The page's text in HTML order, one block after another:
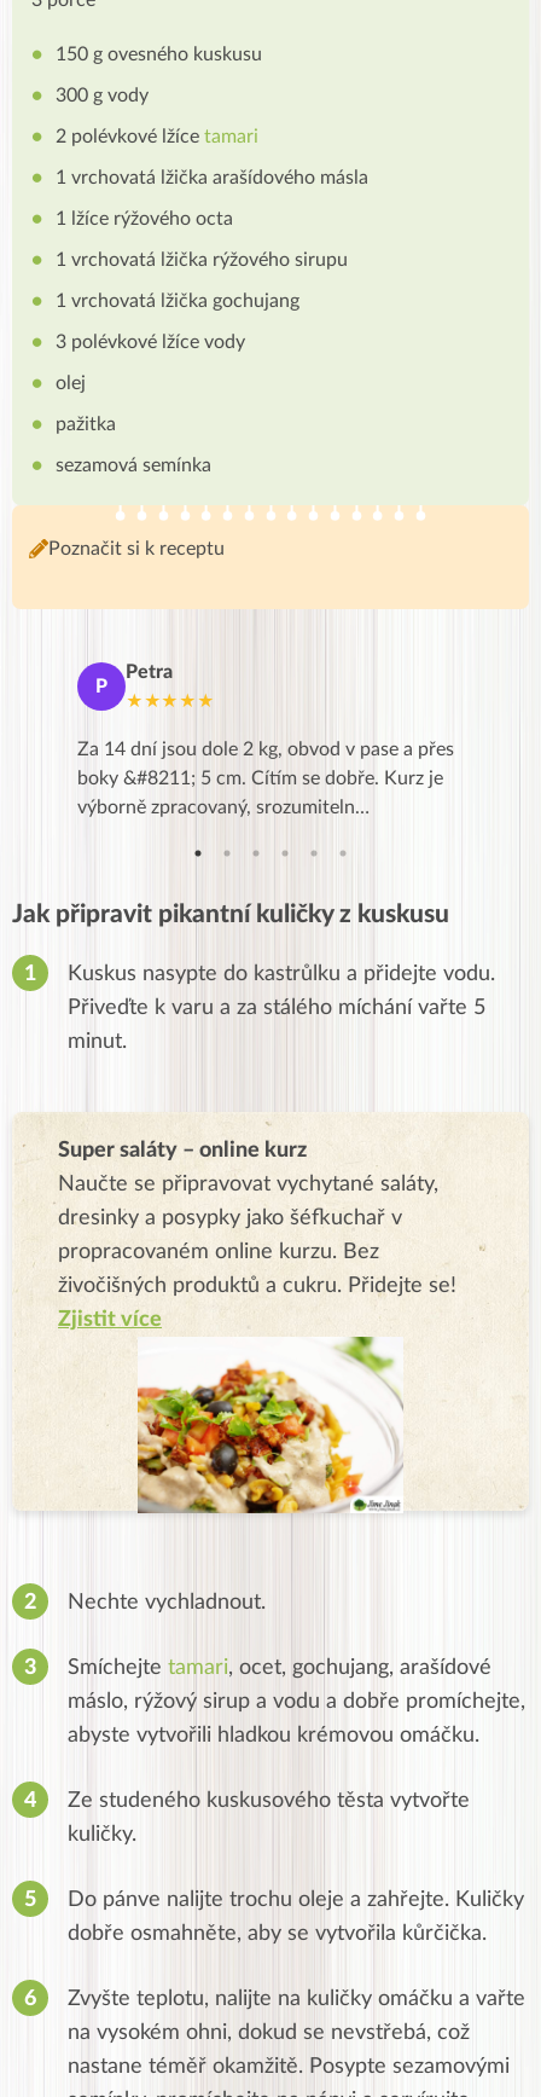
150 g ovesného kuskusu
300 g vody
2 polévkové lžíce tamari
1 vrchovatá lžička arašídového másla
1 lžíce rýžového octa
1 vrchovatá lžička rýžového sirupu
1 vrchovatá lžička gochujang
3 polévkové lžíce vody
olej
pažitka
sezamová semínka
Poznačit si k receptu
P
Petra
★★★★★
Za 14 dní jsou dole 2 kg, obvod v pase a přes
boky &#8211; 5 cm. Cítím se dobře. Kurz je
výborně zpracovaný, srozumiteln…
Jak připravit pikantní kuličky z kuskusu
Kuskus nasypte do kastrůlku a přidejte vodu.
Přiveďte k varu a za stálého míchání vařte 5
minut.
Super saláty – online kurz
Naučte se připravovat vychytané saláty,
dresinky a posypky jako šéfkuchař v
propracovaném online kurzu. Bez
živočišných produktů a cukru. Přidejte se!
Zjistit více
Nechte vychladnout.
Smíchejte tamari, ocet, gochujang, arašídové
máslo, rýžový sirup a vodu a dobře promíchejte,
abyste vytvořili hladkou krémovou omáčku.
Ze studeného kuskusového těsta vytvořte
kuličky.
Do pánve nalijte trochu oleje a zahřejte. Kuličky
dobře osmahněte, aby se vytvořila kůrčička.
Zvyšte teplotu, nalijte na kuličky omáčku a vařte
na vysokém ohni, dokud se nevstřebá, což
nastane téměř okamžitě. Posypte sezamovými